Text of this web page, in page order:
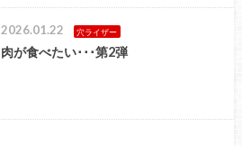
2026.01.22 穴ライザー
肉が食べたい･･･第2弾